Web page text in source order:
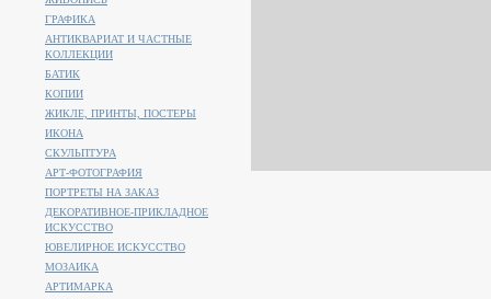
ГРАФИКА
АНТИКВАРИАТ И ЧАСТНЫЕ
КОЛЛЕКЦИИ
БАТИК
КОПИИ
ЖИКЛЕ, ПРИНТЫ, ПОСТЕРЫ
ИКОНА
СКУЛЬПТУРА
АРТ-ФОТОГРАФИЯ
ПОРТРЕТЫ НА ЗАКАЗ
ДЕКОРАТИВНОЕ-ПРИКЛАДНОЕ
ИСКУССТВО
ЮВЕЛИРНОЕ ИСКУССТВО
МОЗАИКА
АРТИМАРКА